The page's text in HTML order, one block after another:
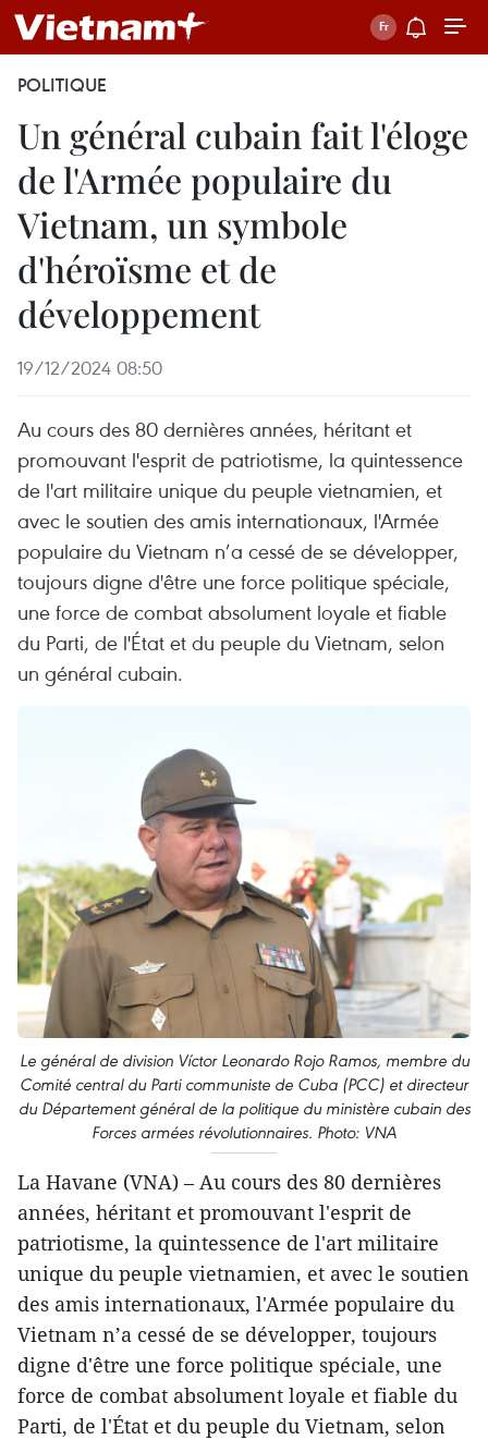
POLITIQUE
Un général cubain fait l'éloge
de l'Armée populaire du
Vietnam, un symbole
d'héroïsme et de
développement
19/12/2024 08:50
Au cours des 80 dernières années, héritant et
promouvant l'esprit de patriotisme, la quintessence
de l'art militaire unique du peuple vietnamien, et
avec le soutien des amis internationaux, l'Armée
populaire du Vietnam n’a cessé de se développer,
toujours digne d'être une force politique spéciale,
une force de combat absolument loyale et fiable
du Parti, de l'État et du peuple du Vietnam, selon
un général cubain.
Le général de division Víctor Leonardo Rojo Ramos, membre du
Comité central du Parti communiste de Cuba (PCC) et directeur
du Département général de la politique du ministère cubain des
Forces armées révolutionnaires. Photo: VNA
La Havane (VNA) – Au cours des 80 dernières
années, héritant et promouvant l'esprit de
patriotisme, la quintessence de l'art militaire
unique du peuple vietnamien, et avec le soutien
des amis internationaux, l'Armée populaire du
Vietnam n’a cessé de se développer, toujours
digne d'être une force politique spéciale, une
force de combat absolument loyale et fiable du
Parti, de l'État et du peuple du Vietnam, selon